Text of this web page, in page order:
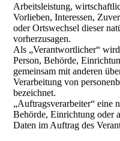
Arbeitsleistung,
Vorlieben, Interessen,
oder Ortswechsel dieser
vorherzusagen.
Als „Verantwortlicher“
Person, Behörde,
gemeinsam mit anderen
Verarbeitung von
bezeichnet.
„Auftragsverarbeiter“ eine
Behörde, Einrichtung oder
Daten im Auftrag des